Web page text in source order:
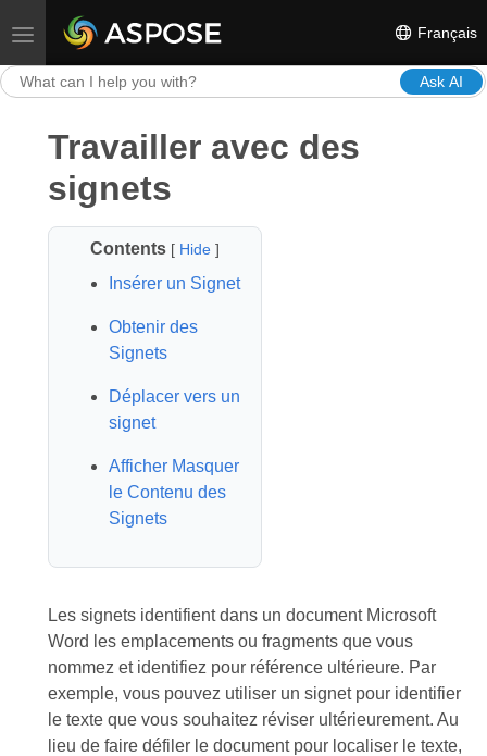
Toggle navigation Français
Ask AI
Travailler avec des
signets
Contents [ Hide]
Insérer un Signet
Obtenir des
Signets
Déplacer vers un
signet
Afficher Masquer
le Contenu des
Signets
Les signets identifient dans un document Microsoft
Word les emplacements ou fragments que vous
nommez et identifiez pour référence ultérieure. Par
exemple, vous pouvez utiliser un signet pour identifier
le texte que vous souhaitez réviser ultérieurement. Au
lieu de faire défiler le document pour localiser le texte,